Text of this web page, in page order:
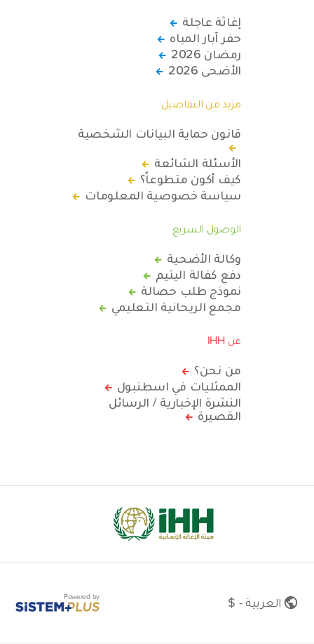
إغاثة عاجلة
حفر آبار المياه
رمضان 2026
الأضحى 2026
مزيد من التفاصيل
قانون حماية البيانات الشخصية
الأسئلة الشائعة
كيف أكون متطوعاً؟
سياسة خصوصية المعلومات
الوصول السريع
وكالة الأضحية
دفع كفالة اليتيم
نموذج طلب حصالة
مجمع الريحانية التعليمي
عن IHH
من نحن؟
الممثليات في اسطنبول
النشرة الإخبارية / الرسائل
القصيرة
العربية - $ Powered by